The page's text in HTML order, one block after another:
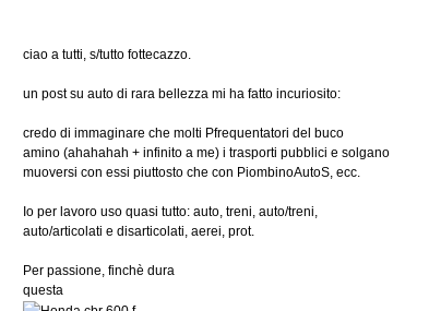
ciao a tutti, s/tutto fottecazzo.
un post su auto di rara bellezza mi ha fatto incuriosito:
credo di immaginare che molti Pfrequentatori del buco
amino (ahahahah + infinito a me) i trasporti pubblici e solgano
muoversi con essi piuttosto che con PiombinoAutoS, ecc.
Io per lavoro uso quasi tutto: auto, treni, auto/treni,
auto/articolati e disarticolati, aerei, prot.
Per passione, finchè dura
questa